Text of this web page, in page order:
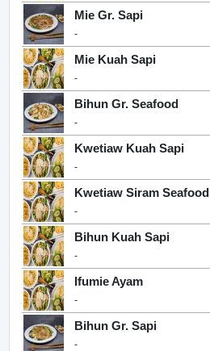
Mie Gr. Sapi
-
Mie Kuah Sapi
-
Bihun Gr. Seafood
-
Kwetiaw Kuah Sapi
-
Kwetiaw Siram Seafood
-
Bihun Kuah Sapi
-
Ifumie Ayam
-
Bihun Gr. Sapi
-